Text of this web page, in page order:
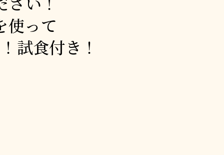
使って
試食付き！